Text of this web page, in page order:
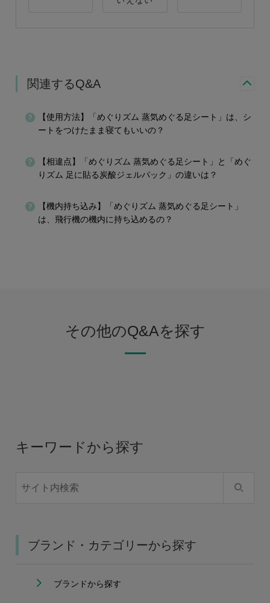
関連するQ&A
【使用方法】「めぐりズム 蒸気めぐる足シート」は、シ
ートをつけたまま寝てもいいの？
【相違点】「めぐりズム 蒸気めぐる足シート」と「めぐ
りズム 足に貼る炭酸ジェルパック」の違いは？
【機内持ち込み】「めぐりズム 蒸気めぐる足シート」
は、飛行機の機内に持ち込めるの？
その他のQ&Aを探す
キーワードから探す
ブランド・カテゴリーから探す
ブランドから探す